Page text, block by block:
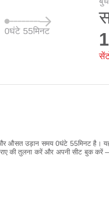
0घंटे 55मिनट
औसत उड़ान समय0घंटे 55मिनट है।
की तुलना करें और अपनी सीट बुक